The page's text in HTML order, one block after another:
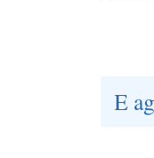
E